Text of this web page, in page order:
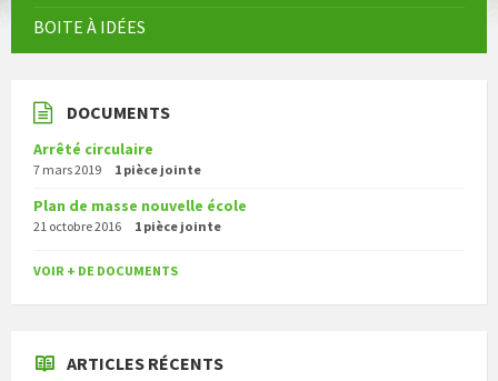
BOITE À IDÉES
DOCUMENTS
Arrêté circulaire
7 mars 2019 1 pièce jointe
Plan de masse nouvelle école
21 octobre 2016 1 pièce jointe
VOIR + DE DOCUMENTS
ARTICLES RÉCENTS